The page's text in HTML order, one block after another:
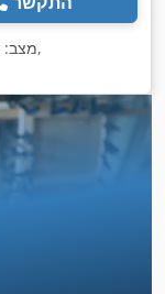
מצב:,